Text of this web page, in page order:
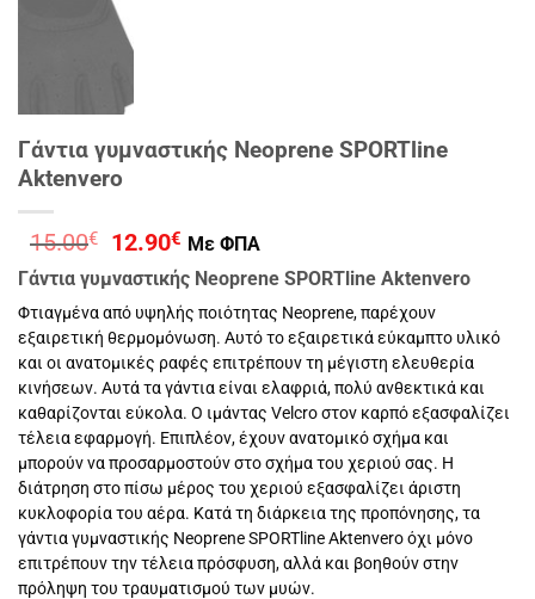
Γάντια γυμναστικής Neoprene SPORTline
Aktenvero
15.00€
Original
was:
15.00€.
12.90€ Η
τρέχουσα
τιμή
είναι:
12.90€.
Με ΦΠΑ
Γάντια γυμναστικής Neoprene SPORTline Aktenvero
Φτιαγμένα από υψηλής ποιότητας Neoprene, παρέχουν
εξαιρετική θερμομόνωση. Αυτό το εξαιρετικά εύκαμπτο υλικό
και οι ανατομικές ραφές επιτρέπουν τη μέγιστη ελευθερία
κινήσεων. Αυτά τα γάντια είναι ελαφριά, πολύ ανθεκτικά και
καθαρίζονται εύκολα. Ο ιμάντας Velcro στον καρπό εξασφαλίζει
τέλεια εφαρμογή. Επιπλέον, έχουν ανατομικό σχήμα και
μπορούν να προσαρμοστούν στο σχήμα του χεριού σας. Η
διάτρηση στο πίσω μέρος του χεριού εξασφαλίζει άριστη
κυκλοφορία του αέρα. Κατά τη διάρκεια της προπόνησης, τα
γάντια γυμναστικής Neoprene SPORTline Aktenvero όχι μόνο
επιτρέπουν την τέλεια πρόσφυση, αλλά και βοηθούν στην
πρόληψη του τραυματισμού των μυών.